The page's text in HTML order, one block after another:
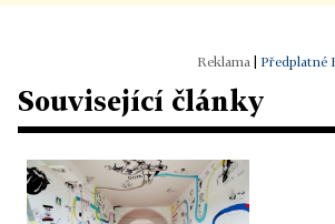
Předplatné
Související články